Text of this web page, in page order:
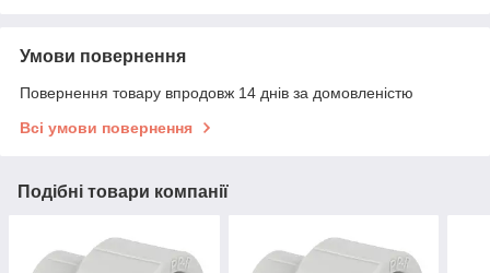
Умови повернення
Повернення товару впродовж 14 днів за домовленістю
Всі умови повернення
Подібні товари компанії